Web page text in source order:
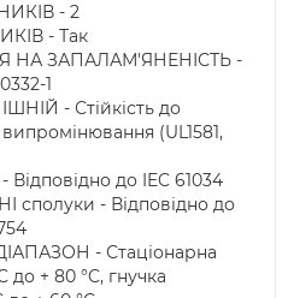
- 2
- Так
НА ЗАПАЛАМ'ЯНЕНІСТЬ -
1
- Стійкість до
(UL1581,
до IEC 61034
сполуки - Відповідно до
- Стаціонарна
до + 80 °C, гнучка